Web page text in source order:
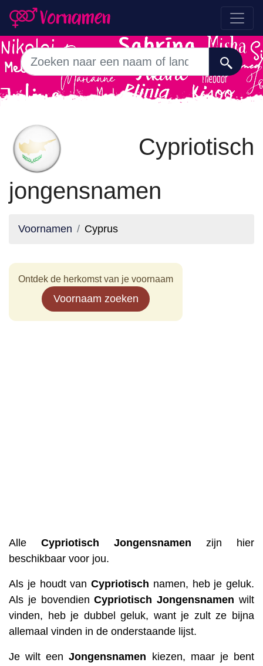
Cypriotisch
jongensnamen
Voornamen Cyprus
Ontdek de herkomst van je voornaam
Voornaam zoeken
Alle Cypriotisch Jongensnamen zijn hier
beschikbaar voor jou.
Als je houdt van Cypriotisch namen, heb je geluk.
Als je bovendienCypriotisch Jongensnamen wilt
vinden, heb je dubbel geluk, want je zult ze bijna
allemaal vinden in de onderstaande lijst.
Je wilt eenJongensnamen kiezen, maar je bent